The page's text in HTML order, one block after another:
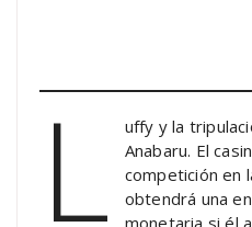
L
uffy y la
Anabaru. El
competición en
obtendrá una